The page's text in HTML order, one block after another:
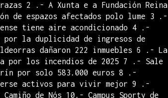
2 .- A Xunta e a Fundación Reina
de espazos afectados polo lume 3 .-
tiene aire acondicionado 4 .-
por la duplicidad de ingresos de
dañaron 222 inmuebles 6 .- La
por los incendios de 2025 7 .- Sale
por solo 583.000 euros 8 .-
activos para vivir mejor 9 .-
de Nós 10.- Campus Sporty de